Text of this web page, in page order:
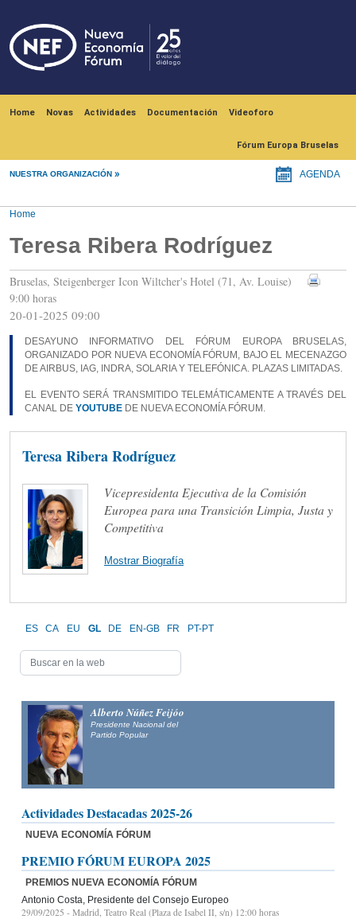
Home Novas Actividades Documentación Videoforo
Fórum Europa Bruselas
NUESTRA ORGANIZACIÓN AGENDA
Home
Teresa Ribera Rodríguez
Bruselas, Steigenberger Icon Wiltcher's Hotel (71, Av. Louise)
9:00 horas
20-01-2025 09:00
DESAYUNO INFORMATIVO DEL FÓRUM EUROPA BRUSELAS,
ORGANIZADO POR NUEVA ECONOMÍA FÓRUM, BAJO EL MECENAZGO
DE AIRBUS, IAG, INDRA, SOLARIA Y TELEFÓNICA. PLAZAS LIMITADAS.
EL EVENTO SERÁ TRANSMITIDO TELEMÁTICAMENTE A TRAVÉS DEL
CANAL DE YOUTUBE DE NUEVA ECONOMÍA FÓRUM.
Teresa Ribera Rodríguez
Vicepresidenta Ejecutiva de la Comisión
Europea para una Transición Limpia, Justa y
Competitiva
Mostrar Biografía
ES CA EU GL DE EN-GB FR PT-PT
Alberto Núñez Feijóo
Presidente Nacional del
Partido Popular
Actividades Destacadas 2025-26
NUEVA ECONOMÍA FÓRUM
PREMIO FÓRUM EUROPA 2025
PREMIOS NUEVA ECONOMÍA FÓRUM
Antonio Costa, Presidente del Consejo Europeo
29/09/2025 - Madrid, Teatro Real (Plaza de Isabel II, s/n) 12:00 horas